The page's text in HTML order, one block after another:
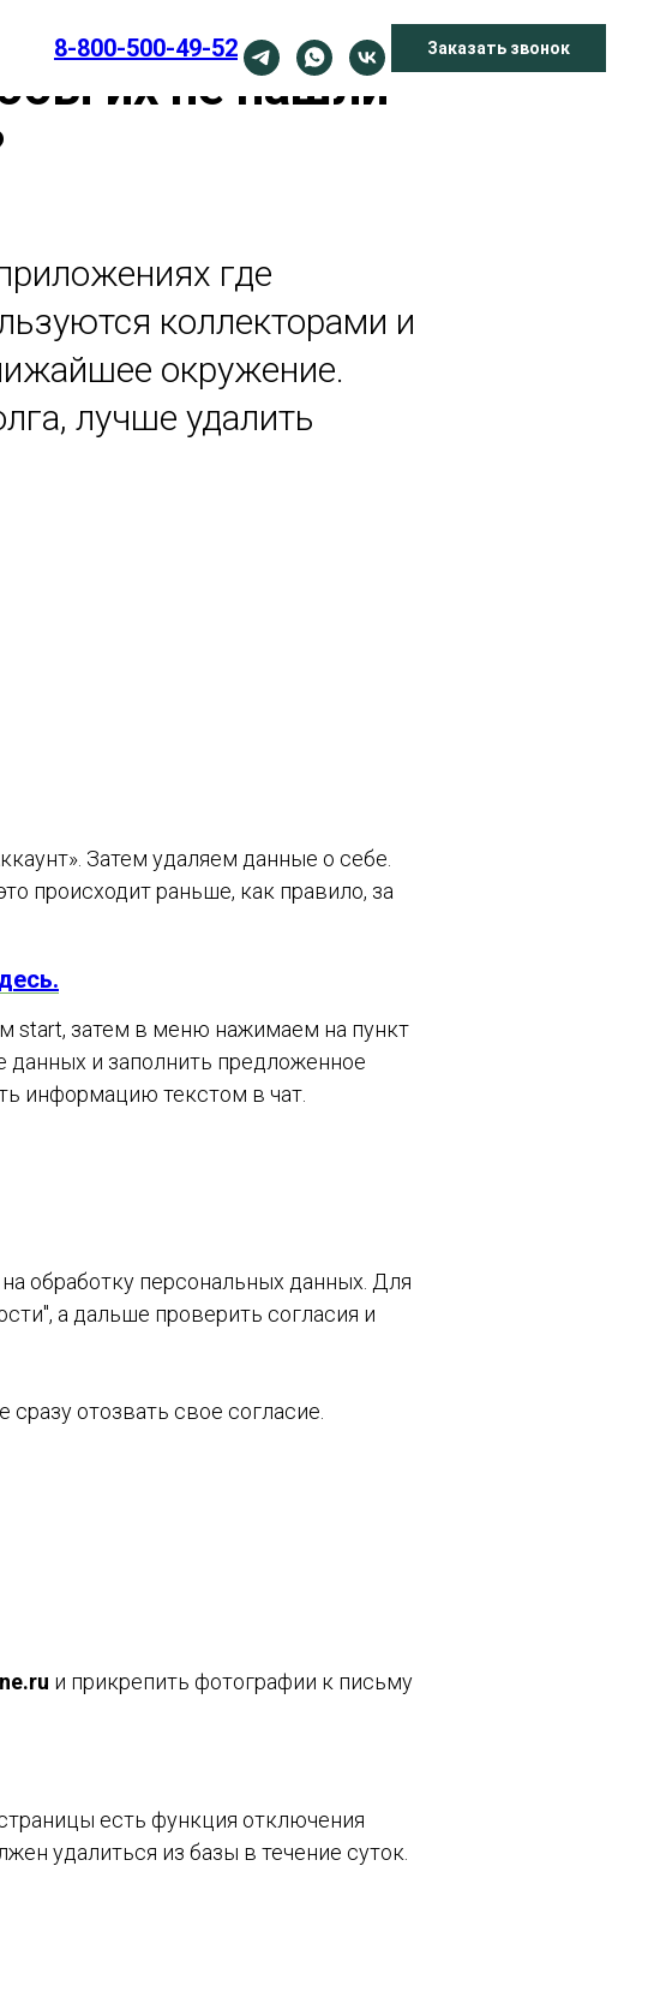
8-800-500-49-52 Заказать звонок
их не нашли
где
коллекторами и
окружение.
лучше удалить
Затем удаляем данные о себе.
происходит раньше, как правило, за
start, затем в меню нажимаем на пункт
данных и заполнить предложенное
информацию текстом в чат.
обработку персональных данных. Для
а дальше проверить согласия и
отозвать свое согласие.
и прикрепить фотографии к письму
есть функция отключения
удалиться из базы в течение суток.